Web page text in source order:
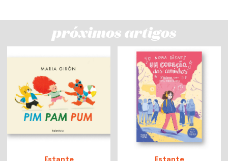
próximos artigos
Estante Estante